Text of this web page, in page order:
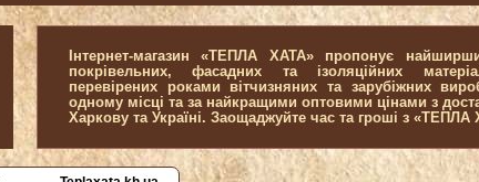
Інтернет-магазин «ТЕПЛА ХАТА» пропонує
покрівельних, фасадних та ізоляційних
перевірених роками вітчизняних та зарубіжних
одному місці та за найкращими оптовими цінами з
Харкову та Україні. Заощаджуйте час та гроші з «ТЕПЛА